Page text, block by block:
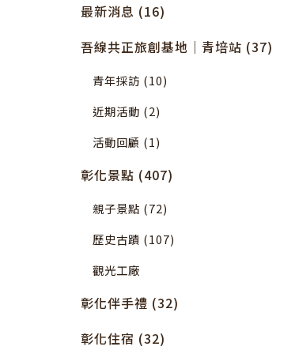
最新消息 (16)
吾線共正旅創基地｜青培站 (37)
青年採訪 (10)
近期活動 (2)
活動回顧 (1)
彰化景點 (407)
親子景點 (72)
歷史古蹟 (107)
觀光工廠
彰化伴手禮 (32)
彰化住宿 (32)